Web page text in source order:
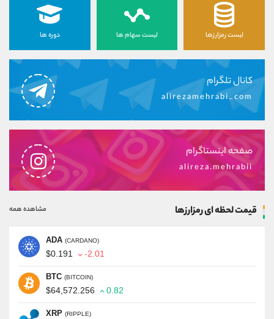
لیست رمزارزها لیست سهام ها دوره ها
کانال تلگرام
alirezamehrabi_com
صفحه اینستاگرام
alireza.mehrabii
قیمت لحظه ای رمزارزها مشاهده همه
ADA (CARDANO)
$0.191 -2.01
BTC (BITCOIN)
$64,572.256 0.82
XRP (RIPPLE)